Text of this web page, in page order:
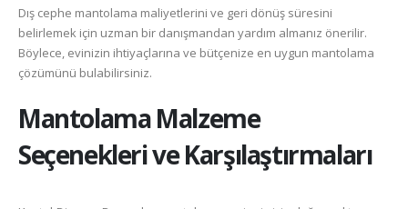
Dış cephe mantolama maliyetlerini ve geri dönüş süresini
belirlemek için uzman bir danışmandan yardım almanız önerilir.
Böylece, evinizin ihtiyaçlarına ve bütçenize en uygun mantolama
çözümünü bulabilirsiniz.
Mantolama Malzeme
Seçenekleri ve Karşılaştırmaları